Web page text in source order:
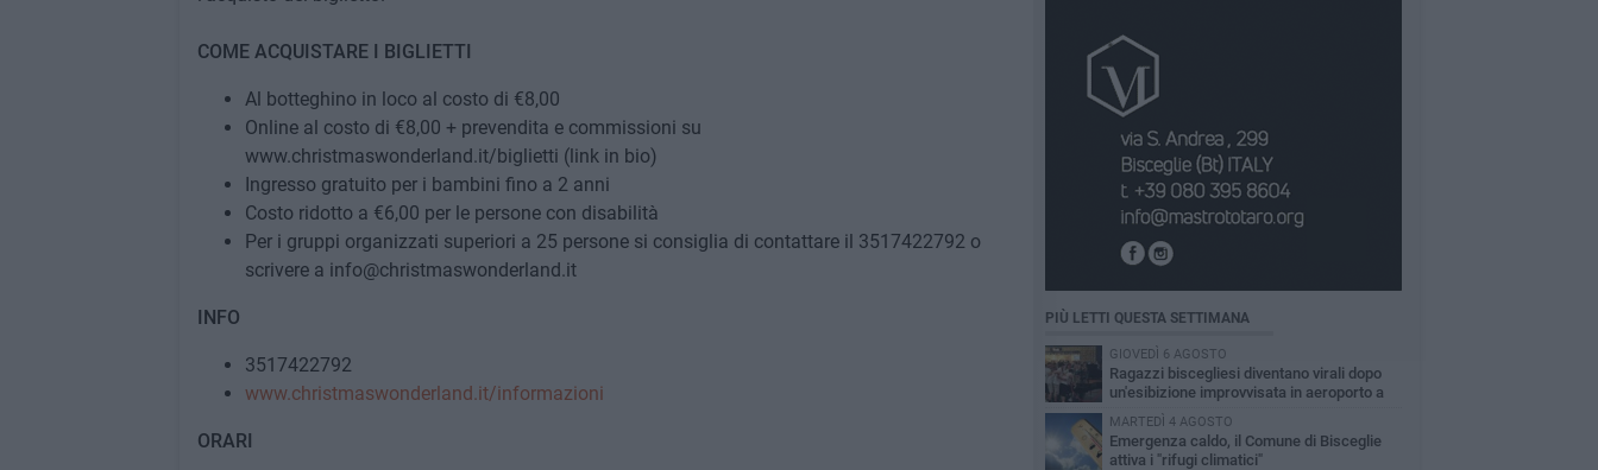
COME ACQUISTARE I BIGLIETTI
Al botteghino in loco al costo di €8,00
Online al costo di €8,00 + prevendita e commissioni su
www.christmaswonderland.it/biglietti (link in bio)
Ingresso gratuito per i bambini fino a 2 anni
Costo ridotto a €6,00 per le persone con disabilità
Per i gruppi organizzati superiori a 25 persone si consiglia di contattare il 3517422792 o
scrivere a info@christmaswonderland.it
INFO
3517422792
www.christmaswonderland.it/informazioni
ORARI
PIÙ LETTI QUESTA SETTIMANA
GIOVEDÌ 6 AGOSTO
Ragazzi biscegliesi diventano virali dopo
un'esibizione improvvisata in aeroporto a
Roma-Fiumicino
MARTEDÌ 4 AGOSTO
Emergenza caldo, il Comune di Bisceglie
attiva i "rifugi climatici"